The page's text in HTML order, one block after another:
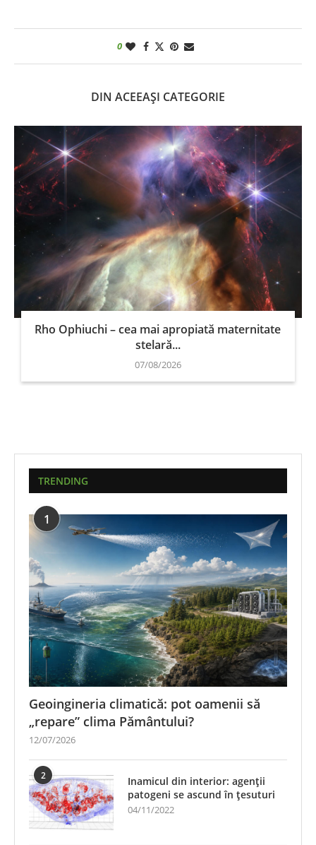
0
DIN ACEEAȘI CATEGORIE
Rho Ophiuchi – cea mai apropiată maternitate
stelară...
07/08/2026
TRENDING
1
Geoingineria climatică: pot oamenii să
„repare” clima Pământului?
12/07/2026
2
Inamicul din interior: agenții
patogeni se ascund în țesuturi
04/11/2022